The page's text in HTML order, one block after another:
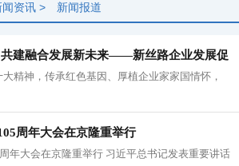
闻资讯 > 新闻报道
共建融合发展新未来——新丝路企业发展促
教育党日活动
精神，传承红色基因、厚植企业家家国情怀，
周年大会在京隆重举行
年大会在京隆重举行 习近平总书记发表重要讲话